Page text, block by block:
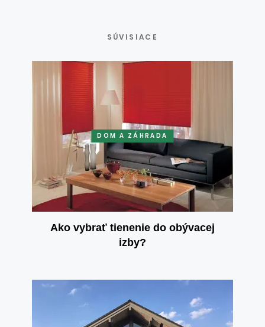
SÚVISIACE
DOM A ZÁHRADA
Ako vybrať tienenie do obývacej
izby?